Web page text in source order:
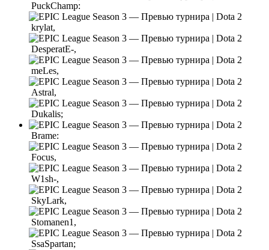
PuckChamp:
krylat,
DesperatE-,
meLes,
Astral,
Dukalis;
Brame:
Focus,
W1sh-,
SkyLark,
Stomanen1,
SsaSpartan;